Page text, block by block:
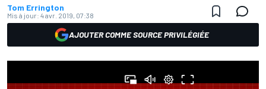
Tom Errington
Mis à jour: 4 avr. 2019, 07:38
AJOUTER COMME SOURCE PRIVILÉGIÉE